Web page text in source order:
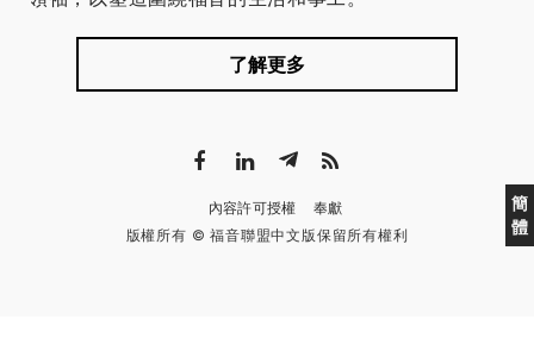
簡
體
了解更多
內容許可授權
奉獻
版權所有 © 福音聯盟中文版保留所有權利